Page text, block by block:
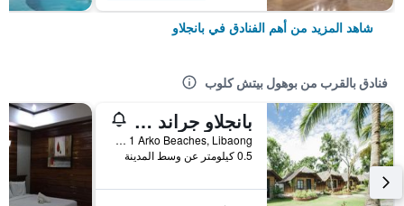
شاهد المزيد من أهم الفنادق في بانجلاو
فنادق بالقرب من بوهول بيتش كلوب
بانجلاو جراند ريزورت
Purok 1 Arko Beaches, Libaong, بانجلاو, الفلبين
0.5 كيلومتر عن وسط المدينة